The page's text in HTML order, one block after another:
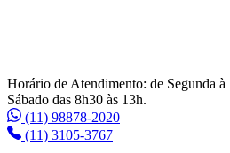
Horário de Atendimento: de Segunda à
Sábado das 8h30 às 13h.
(11) 98878-2020
(11) 3105-3767